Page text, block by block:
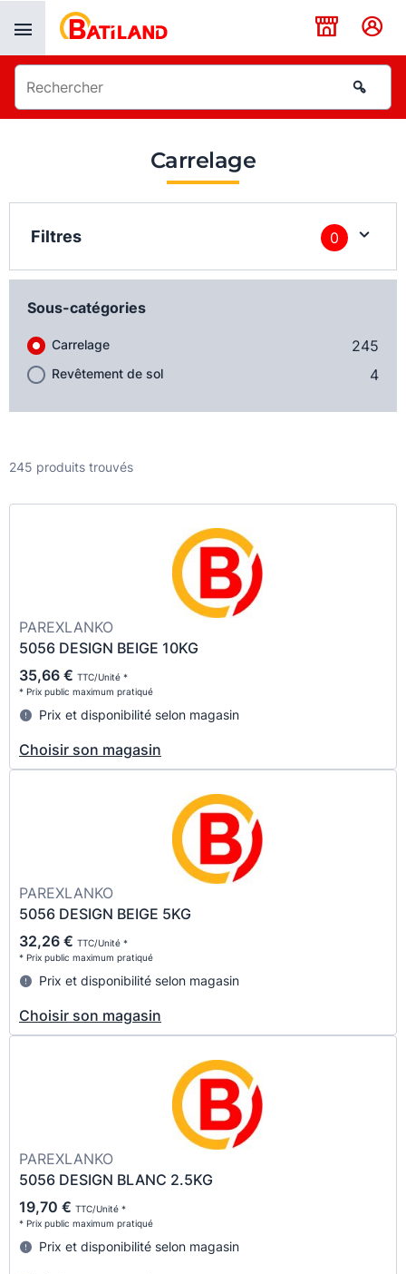
Carrelage
Filtres 0
Sous-catégories
Carrelage 245
Revêtement de sol 4
245 produits trouvés
PAREXLANKO
5056 DESIGN BEIGE 10KG
35,66 € TTC/Unité *
* Prix public maximum pratiqué
Prix et disponibilité selon magasin
Choisir son magasin
PAREXLANKO
5056 DESIGN BEIGE 5KG
32,26 € TTC/Unité *
* Prix public maximum pratiqué
Prix et disponibilité selon magasin
Choisir son magasin
PAREXLANKO
5056 DESIGN BLANC 2.5KG
19,70 € TTC/Unité *
* Prix public maximum pratiqué
Prix et disponibilité selon magasin
Panneau de gestion des cookies